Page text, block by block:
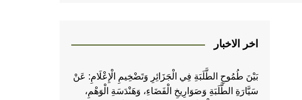
اخر الاخبار
بَيْنَ طُمُوحِ الطَّلَبَةِ فِي الْجَزَائِرِ وَتَضْخِيمِ الْإِعْلَامِ: عَنْ
سَيَّارَةِ الطَّلَبَةِ وَصَوَارِيخِ الْفَضَاءِ، وَهَنْدَسَةِ الْوَهْمِ،